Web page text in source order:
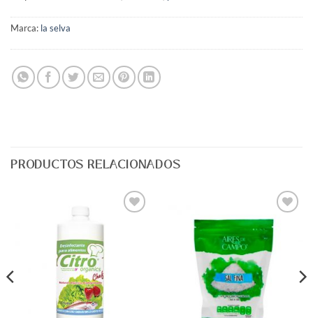
Marca: la selva
PRODUCTOS RELACIONADOS
Agregar
a Lista
Deseos